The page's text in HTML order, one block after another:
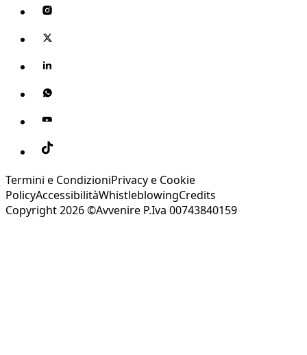
Termini e CondizioniPrivacy e Cookie
PolicyAccessibilitàWhistleblowingCredits
Copyright 2026 ©Avvenire P.Iva 00743840159